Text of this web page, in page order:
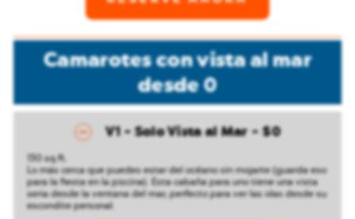
Camarotes con vista al mar
desde0
V1 - Solo Vista al Mar
130 sq.ft.
Lo más cerca que puedes estar del océano sin mojarte (guarda eso
para la fiesta en la piscina). Esta cabaña para uno tiene una vista
seria desde la ventana del mar, perfecto para ver las olas desde su
escondite personal.
$0